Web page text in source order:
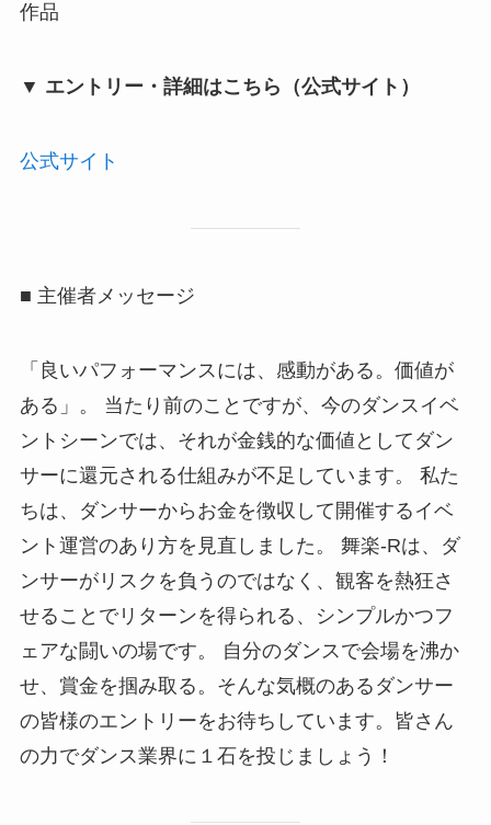
作品
▼ エントリー・詳細はこちら（公式サイト）
公式サイト
■ 主催者メッセージ
「良いパフォーマンスには、感動がある。価値が
ある」。 当たり前のことですが、今のダンスイベ
ントシーンでは、それが金銭的な価値としてダン
サーに還元される仕組みが不足しています。 私た
ちは、ダンサーからお金を徴収して開催するイベ
ント運営のあり方を見直しました。 舞楽-Rは、ダ
ンサーがリスクを負うのではなく、観客を熱狂さ
せることでリターンを得られる、シンプルかつフ
ェアな闘いの場です。 自分のダンスで会場を沸か
せ、賞金を掴み取る。そんな気概のあるダンサー
の皆様のエントリーをお待ちしています。皆さん
の力でダンス業界に１石を投じましょう！